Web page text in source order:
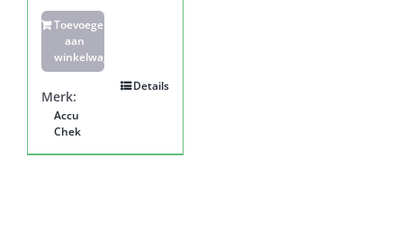
Toevoegen
aan
winkelwagen
Details
Merk:
Accu
Chek